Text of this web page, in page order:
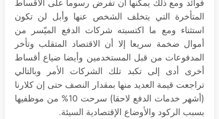
فوائد ومع ذلك يمكنها أن تفرض رسوماً على الأقساط
المتأخرة التي يتخلف الشخص عنها وأبل لن تكون
استثناء ومع ما اكتسبته شركات الدفع الميّسر من
أموال ضخمة سريعا إلا أن الاقتصاد المتقلب وتأخر
المدفوعات من قبل المستخدمين وأيضا ضياع أقساط
أخرى أدى إلى تكبد تلك الشركات الأمر وبالتالي
تراجعت قيمة العديد منها بمقدار النصف حتى إن كلارنا
(أشهر خدمات الدفع لاحقا) سرحت 10% من موظفيها
بسبب الركود والأوضاع الإقتصادية السيئة.